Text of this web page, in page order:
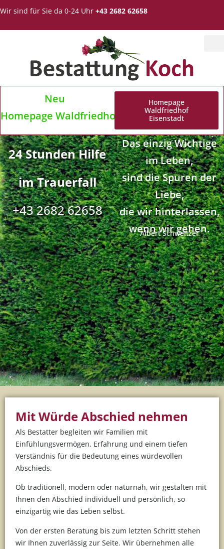
Wir sind für Sie da 0-24 Uhr +43 2682 62658
Neu
Homepage Waldfriedhof Eisenstadt
Homepage
Waldfriedhof
Eisenstadt
24 Stunden Hilfe
im Trauerfall
+43 2682 62658
Das einzig Wichtige
im Leben,
sind die Spuren der
Liebe,
die wir hinterlassen,
wenn wir gehen.
Albert Schweitzer
Mit Würde Abschied nehmen
Als Bestatter begleiten wir Familien mit
Einfühlungsvermögen, Erfahrung und einem tiefen
Verständnis für die Bedeutung eines würdevollen
Abschieds.
Ob traditionell, modern oder naturnah, wir gestalten mit
Ihnen den Abschied individuell und persönlich, so
einzigartig wie das Leben selbst.
Von der ersten Beratung bis zum letzten Schritt stehen
wir Ihnen zuverlässig zur Seite. Wir übernehmen alle